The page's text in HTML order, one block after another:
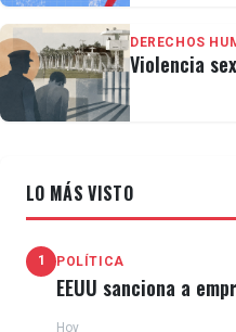
DERECHOS
Violencia
LO MÁS VISTO
1 POLÍTICA
EEUU sanciona a
Hoy